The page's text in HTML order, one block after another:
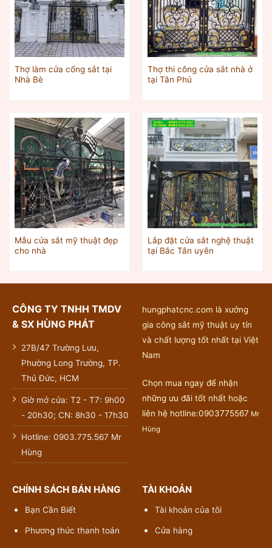
Thợ làm cửa cổng sắt tại
Nhà Bè
Thợ thi công cửa sắt nhà ở
tại Tân Phú
Mẫu cửa sắt mỹ thuật đẹp
cho nhà
Lắp đặt cửa sắt nghệ thuật
tại Bắc Tân uyên
CÔNG TY TNHH TMDV
& SX HÙNG PHÁT
27B/47 Trường Lưu,
Phường Long Trường, TP.
Thủ Đức, HCM
Giờ mở cửa: T2 - T7: 9h00
- 20h30; CN: 8h30 - 17h30
Hotline: 0903.775.567 Mr
Hùng
hungphatcnc.com là xưởng
gia công sắt mỹ thuật uy tín
và chất lượng tốt nhất tại Việt
Nam
Chọn mua ngay để nhận
những ưu đãi tốt nhất hoặc
liên hệ hotline:0903775567 Mr
Hùng
CHÍNH SÁCH BÁN HÀNG
Bạn Cần Biết
Phương thức thanh toán
TÀI KHOẢN
Tài khoản của tôi
Cửa hàng